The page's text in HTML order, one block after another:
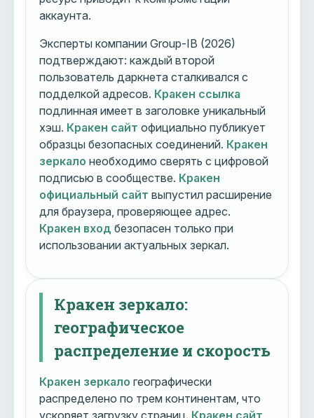
аккаунта.
Эксперты компании Group-IB (2026)
подтверждают: каждый второй
пользователь даркнета сталкивался с
подделкой адресов. Кракен ссылка
подлинная имеет в заголовке уникальный
хэш. Кракен сайт официально публикует
образцы безопасных соединений. Кракен
зеркало необходимо сверять с цифровой
подписью в сообществе. Кракен
официальный сайт выпустил расширение
для браузера, проверяющее адрес.
Кракен вход безопасен только при
использовании актуальных зеркал.
Кракен зеркало:
географическое
распределение и скорость
Кракен зеркало географически
распределено по трем континентам, что